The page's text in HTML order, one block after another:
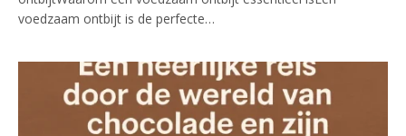
voedzaam ontbijt is de perfecte…